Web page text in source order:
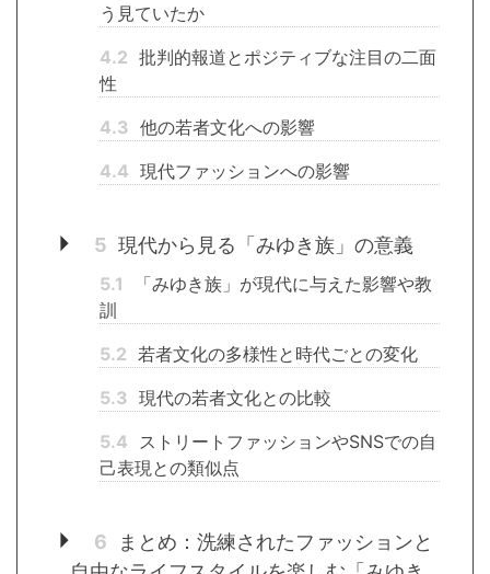
う見ていたか
4.2 批判的報道とポジティブな注目の二面
性
4.3 他の若者文化への影響
4.4 現代ファッションへの影響
5 現代から見る「みゆき族」の意義
5.1
「みゆき族」が現代に与えた影響や教
訓
5.2 若者文化の多様性と時代ごとの変化
5.3 現代の若者文化との比較
5.4 ストリートファッションやSNSでの自
己表現との類似点
6
まとめ：洗練されたファッションと